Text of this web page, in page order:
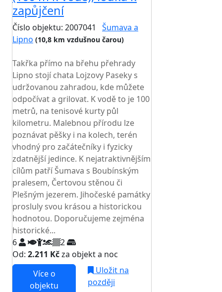
zapůjčení
Číslo objektu: 2007041
Šumava a
Lipno (10,8 km vzdušnou čarou)
Takřka přímo na břehu přehrady
Lipno stojí chata Lojzovy Paseky s
udržovanou zahradou, kde můžete
odpočívat a grilovat. K vodě to je 100
metrů, na tenisové kurty půl
kilometru. Malebnou přírodu lze
poznávat pěšky i na kolech, terén
vhodný pro začátečníky i fyzicky
zdatnější jedince. K nejatraktivnějším
cílům patří Šumava s Boubínským
pralesem, Čertovou stěnou či
Plešným jezerem. Jihočeské památky
prosluly svou krásou a historickou
hodnotou. Doporučujeme zejména
historické...
6
2
Od: 2.211 Kčza objekt a noc
Více o
objektu
Uložit na
později